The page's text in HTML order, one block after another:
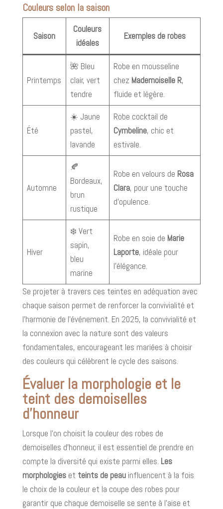
Couleurs selon la saison
Saison
Couleurs
idéales
Exemples de robes
Printemps
🌺 Bleu
clair, vert
tendre
Robe en mousseline
chez Mademoiselle R,
fluide et légère.
Été
☀️ Jaune
pastel,
lavande
Robe cocktail de
Cymbeline, chic et
estivale.
Automne
🍂
Bordeaux,
brun
rustique
Robe en velours de Rosa
Clara, pour une touche
d’opulence.
Hiver
❄️ Vert
sapin,
bleu
marine
Robe en soie de Marie
Laporte, idéale pour
l’élégance.
Se projeter à travers ces teintes en adéquation avec
chaque saison permet de renforcer la convivialité et
l’harmonie de l’événement. En 2025, la convivialité et
la connexion avec la nature sont des valeurs
fondamentales, encourageant les mariées à choisir
des couleurs qui célèbrent le cycle des saisons.
Évaluer la morphologie et le
teint des demoiselles
d’honneur
Lorsque l'on choisit la couleur des robes de
demoiselles d’honneur, il est essentiel de prendre en
compte la diversité qui existe parmi elles. Les
morphologieset teints de peauinfluencent à la fois
le choix de la couleur et la coupe des robes pour
garantir que chaque demoiselle se sente à l’aise et